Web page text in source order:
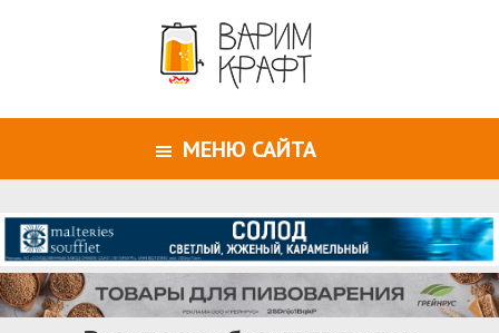
МЕНЮ САЙТА